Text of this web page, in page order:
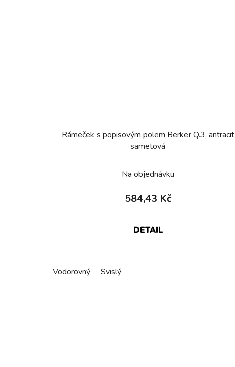
Rámeček s popisovým polem Berker Q.3, antracit
sametová
Na objednávku
584,43 Kč
DETAIL
Vodorovný Svislý